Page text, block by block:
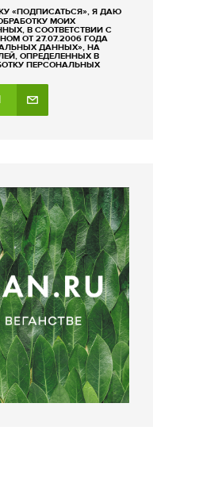
«ПОДПИСАТЬСЯ», Я ДАЮ
МОИХ
В СООТВЕТСТВИИ С
ОТ 27.07.2006 ГОДА
ДАННЫХ», НА
ОПРЕДЕЛЕННЫХ В
ПЕРСОНАЛЬНЫХ